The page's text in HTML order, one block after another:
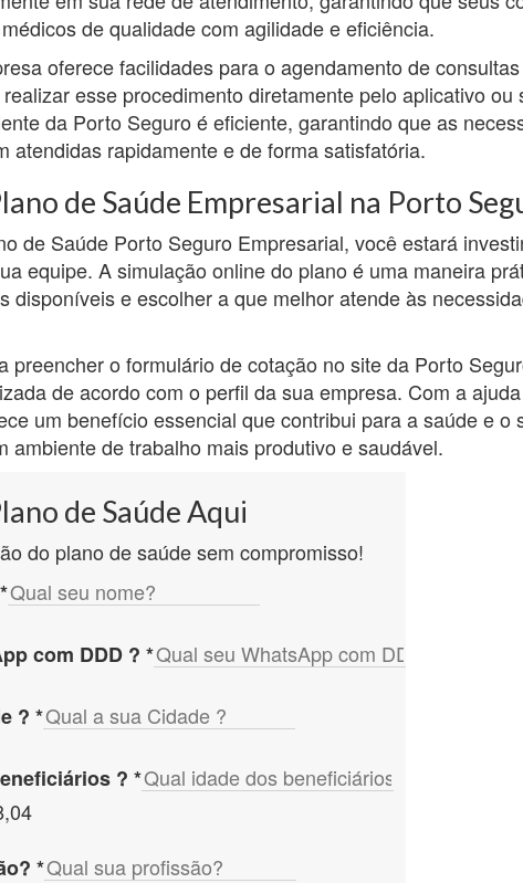
de qualidade com agilidade e eficiência.
oferece facilidades para o agendamento de
esse procedimento diretamente pelo aplicativo ou
da Porto Seguro é eficiente, garantindo que as
atendidas rapidamente e de forma satisfatória.
de Saúde Empresarial na Porto
de Saúde Porto Seguro Empresarial, você estará
equipe. A simulação online do plano é uma maneira
disponíveis e escolher a que melhor atende às
preencher o formulário de cotação no site da Porto
de acordo com o perfil da sua empresa. Com a
um benefício essencial que contribui para a saúde e o
ambiente de trabalho mais produtivo e saudável.
de Saúde Aqui
do plano de saúde sem compromisso!
*
com DDD ? *
? *
? *
*